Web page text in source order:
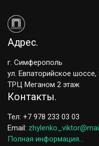
Адрес
г. Симферополь
ул. Евпаторийское шоссе,
ТРЦ Меганом 2 этаж
Контакты
Тел: +7 978 233 03 03
Email:
Полная информация...